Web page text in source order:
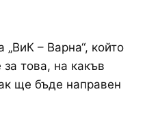
– Варна“, който
това, на какъв
ще бъде направен